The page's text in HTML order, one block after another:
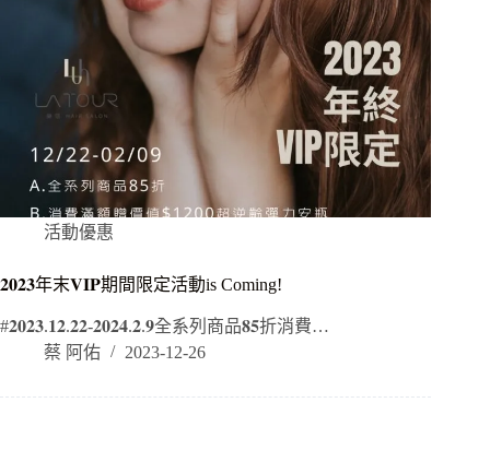
活動優惠
𝟐𝟎𝟐𝟑年末𝐕𝐈𝐏期間限定活動is Coming!
#𝟐𝟎𝟐𝟑.𝟏𝟐.𝟐𝟐-𝟐𝟎𝟐𝟒.𝟐.𝟗全系列商品𝟖𝟓折消費…
蔡 阿佑
2023-12-26